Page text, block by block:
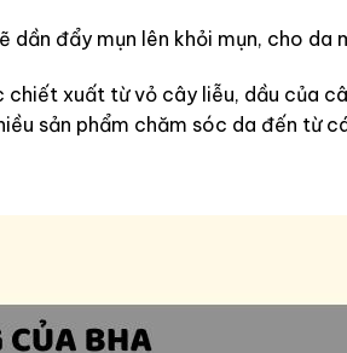
dần đẩy mụn lên khỏi mụn, cho da
xuất từ vỏ cây liễu, dầu của
sản phẩm chăm sóc da đến từ